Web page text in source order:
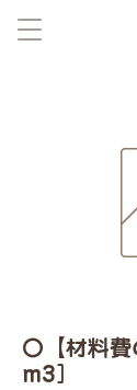
〇【材料
m3］